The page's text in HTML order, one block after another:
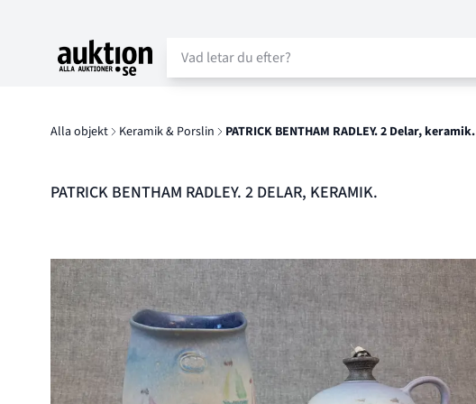
Auktion.se
Alla objekt Keramik & Porslin PATRICK BENTHAM RADLEY. 2 Delar, keramik.
PATRICK BENTHAM RADLEY. 2 DELAR, KERAMIK.